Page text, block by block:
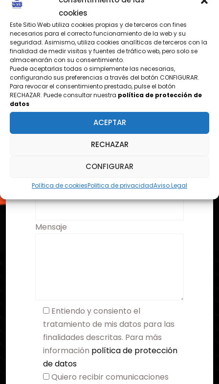
cookies
Este Sitio Web utiliza cookies propias y de terceros con fines
necesarios para el correcto funcionamiento de la web y su
seguridad. Asimismo, utiliza cookies analíticas de terceros con la
finalidad de medir visitas y fuentes de tráfico web, pero solo se
almacenarán con su consentimiento.
Puede aceptarlas todas o simplemente las necesarias,
configurando sus preferencias a través del botón CONFIGURAR.
Para revocar el consentimiento prestado, pulse el botón
RECHAZAR. Puede consultar nuestra política de protección de
datos
ACEPTAR
RECHAZAR
CONFIGURAR
Política de cookiesPolitica de privacidadAviso Legal
CONTÁCTANOS
¿TIENES PREGUNTAS?
Nombre
Asunto
Mensaje
Entiendo y consiento el
tratamiento de mis datos para las
finalidades descritas. Para más
información política de protección
de datos
Quiero recibir comunicaciones